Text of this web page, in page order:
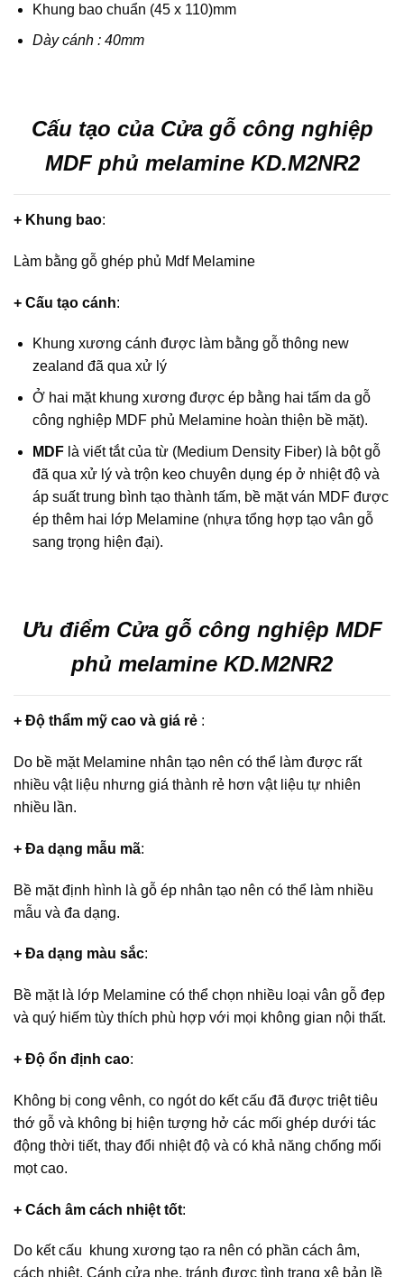
Khung bao chuẩn (45 x 110)mm
Dày cánh : 40mm
Cấu tạo của Cửa gỗ công nghiệp
MDF phủ melamine KD.M2NR2
+ Khung bao:
Làm bằng gỗ ghép phủ Mdf Melamine
+ Cấu tạo cánh:
Khung xương cánh được làm bằng gỗ thông new
zealand đã qua xử lý
Ở hai mặt khung xương được ép bằng hai tấm da gỗ
công nghiệp MDF phủ Melamine hoàn thiện bề mặt).
MDFlà viết tắt của từ (Medium Density Fiber) là bột gỗ
đã qua xử lý và trộn keo chuyên dụng ép ở nhiệt độ và
áp suất trung bình tạo thành tấm, bề mặt ván MDF được
ép thêm hai lớp Melamine (nhựa tổng hợp tạo vân gỗ
sang trọng hiện đại).
Ưu điểm Cửa gỗ công nghiệp MDF
phủ melamine KD.M2NR2
+ Độ thẩm mỹ cao và giá rẻ :
Do bề mặt Melamine nhân tạo nên có thể làm được rất
nhiều vật liệu nhưng giá thành rẻ hơn vật liệu tự nhiên
nhiều lần.
+ Đa dạng mẫu mã:
Bề mặt định hình là gỗ ép nhân tạo nên có thể làm nhiều
mẫu và đa dạng.
+ Đa dạng màu sắc:
Bề mặt là lớp Melamine có thể chọn nhiều loại vân gỗ đẹp
và quý hiếm tùy thích phù hợp với mọi không gian nội thất.
+ Độ ổn định cao:
Không bị cong vênh, co ngót do kết cấu đã được triệt tiêu
thớ gỗ và không bị hiện tượng hở các mối ghép dưới tác
động thời tiết, thay đổi nhiệt độ và có khả năng chống mối
mọt cao.
+ Cách âm cách nhiệt tốt:
Do kết cấu khung xương tạo ra nên có phần cách âm,
cách nhiệt. Cánh cửa nhẹ, tránh được tình trạng xệ bản lề